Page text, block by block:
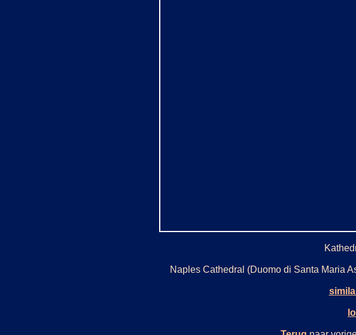
Naples Cathedral (Duomo di Santa Maria